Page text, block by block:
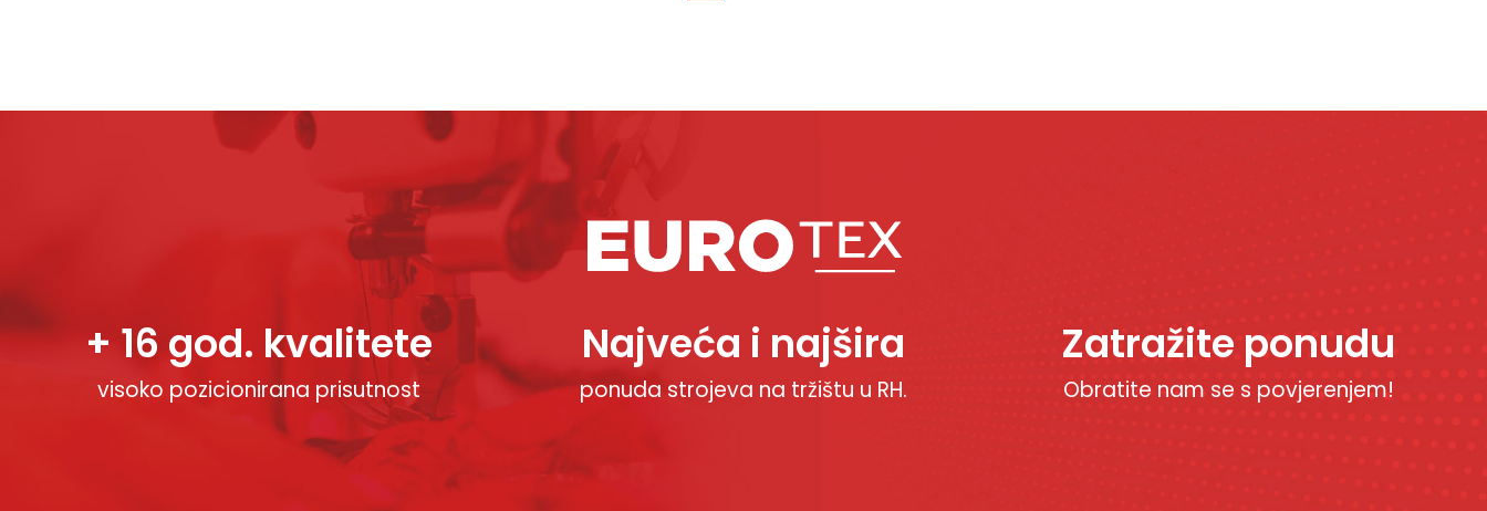
+ 16 god. kvalitete
visoko pozicionirana prisutnost
Najveća i najšira
ponuda strojeva na tržištu u RH.
Zatražite ponudu
Obratite nam se s povjerenjem!